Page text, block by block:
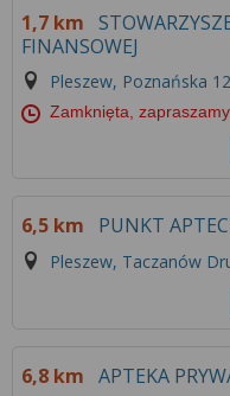
1,7 km
FINANSOWEJ
Pleszew, Poznańska
Zamknięta,
6,5 km PUNKT
Pleszew, Taczanów
6,8 km APTEKA